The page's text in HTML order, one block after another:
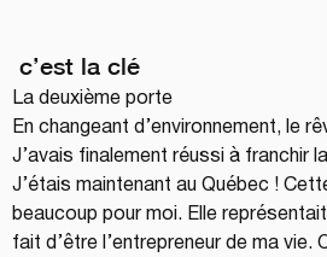
c’est la clé
La deuxième porte
En changeant d’environnement, le
J’avais finalement réussi à franchir
J’étais maintenant au Québec !
beaucoup pour moi. Elle
fait d’être l’entrepreneur de ma vie.